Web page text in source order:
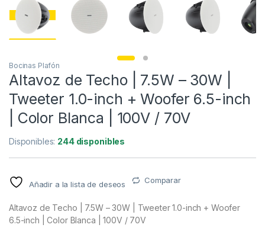
Bocinas Plafón
Altavoz de Techo | 7.5W – 30W |
Tweeter 1.0-inch + Woofer 6.5-inch
| Color Blanca | 100V / 70V
Disponibles: 244 disponibles
Añadir a la lista de deseos Comparar
Altavoz de Techo | 7.5W – 30W | Tweeter 1.0-inch + Woofer
6.5-inch | Color Blanca | 100V / 70V